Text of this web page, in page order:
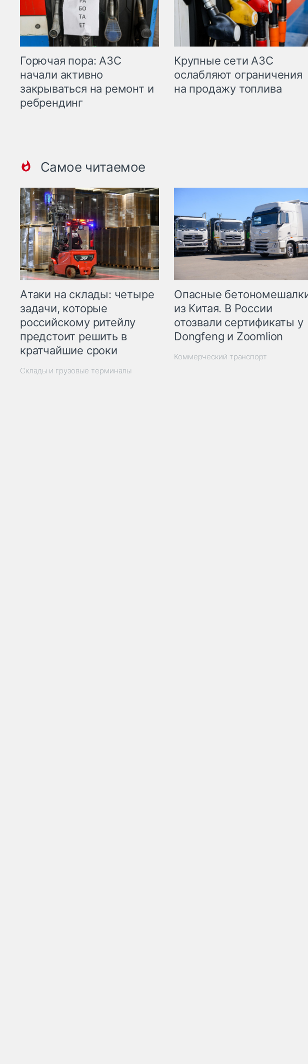
Горючая пора: АЗС
начали активно
закрываться на ремонт и
ребрендинг
Крупные сети АЗС
ослабляют ограничения
на продажу топлива
Самое читаемое
Атаки на склады: четыре
задачи, которые
российскому ритейлу
предстоит решить в
кратчайшие сроки
Склады и грузовые терминалы
Опасные
из Китая. В России
отозвали сертификаты у
Dongfeng и Zoomlion
Коммерческий транспорт